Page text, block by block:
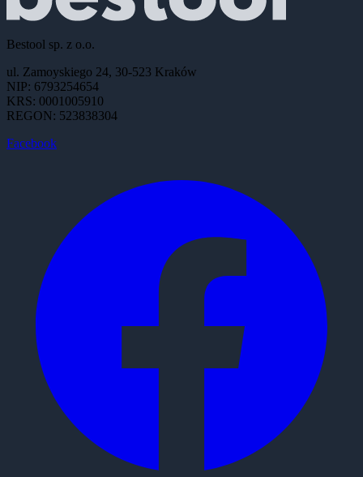
Bestool sp. z o.o.
ul. Zamoyskiego 24, 30-523 Kraków
NIP: 6793254654
KRS: 0001005910
REGON: 523838304
Facebook